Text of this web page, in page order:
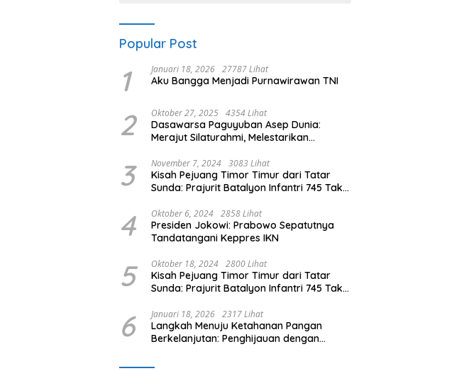
Popular Post
1 Januari 18, 2026 27787 Lihat
Aku Bangga Menjadi Purnawirawan TNI
2 Oktober 27, 2025 4354 Lihat
Dasawarsa Paguyuban Asep Dunia:
Merajut Silaturahmi, Melestarikan
3 November 7, 2024 3083 Lihat
Kisah Pejuang Timor Timur dari Tatar
Sunda: Prajurit Batalyon Infantri 745 Tak
4 Oktober 6, 2024 2858 Lihat
Presiden Jokowi: Prabowo Sepatutnya
Tandatangani Keppres IKN
5 Oktober 18, 2024 2800 Lihat
Kisah Pejuang Timor Timur dari Tatar
Sunda: Prajurit Batalyon Infantri 745 Tak
6 Januari 18, 2026 2317 Lihat
Langkah Menuju Ketahanan Pangan
Berkelanjutan: Penghijauan dengan
Program Pemerintah